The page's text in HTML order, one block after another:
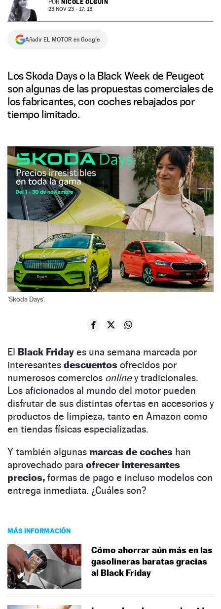
NEWSLETTER
SÍGUENOS
POR NICOLE OLGUÍN
23 NOV 23 - 17: 13
Añadir EL MOTOR en Google
Los Skoda Days o la Black Week de Peugeot
son algunas de las propuestas comerciales de
los fabricantes, con coches rebajados por
tiempo limitado.
'Skoda Days'.
El Black Friday es una semana marcada por
interesantes descuentos ofrecidos por
numerosos comercios onliney tradicionales.
Los aficionados al mundo del motor pueden
disfrutar de sus distintas ofertas en accesorios y
productos de limpieza, tanto en Amazon como
en tiendas físicas especializadas.
Y también algunas marcas de coches han
aprovechado para ofrecer interesantes
precios, formas de pago e incluso modelos con
entrega inmediata. ¿Cuáles son?
MÁS INFORMACIÓN
Cómo ahorrar aún más en las
gasolineras baratas gracias
al Black Friday